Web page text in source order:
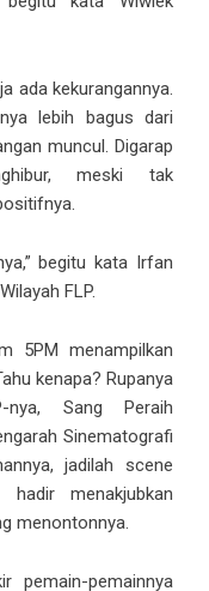
ada kekurangannya.
lebih bagus dari
muncul. Digarap
meski tak
begitu kata Irfan
FLP.
5PM menampilkan
kenapa? Rupanya
Sang Peraih
Sinematografi
jadilah scene
menakjubkan
menontonnya.
pemain-pemainnya